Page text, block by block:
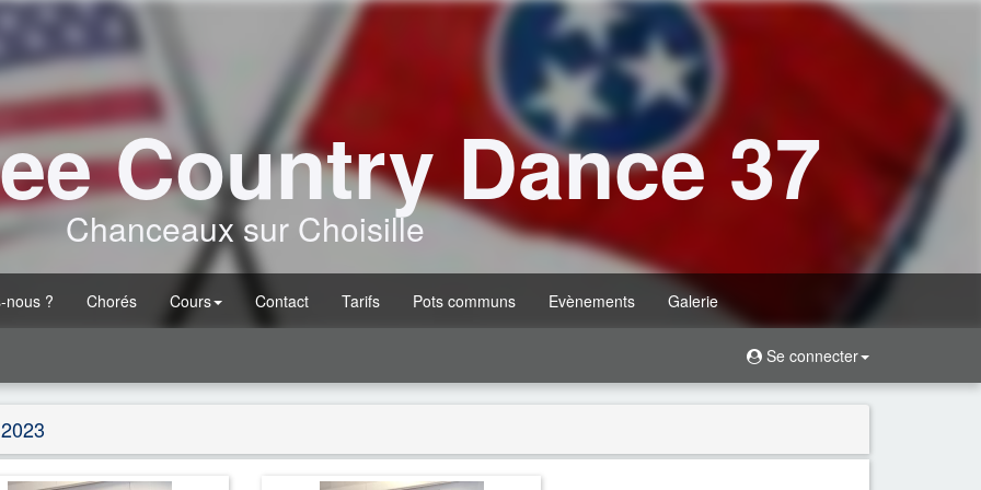
Country Dance 37
Chanceaux sur Choisille
nous ? Chorés Cours Contact Tarifs Pots communs Evènements Galerie
Se connecter